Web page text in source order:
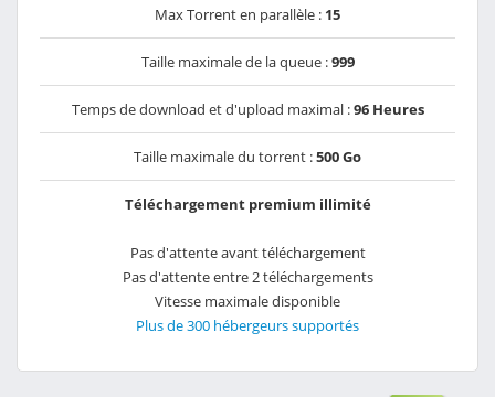
Max Torrent en parallèle : 15
Taille maximale de la queue :999
Temps de download et d'upload maximal :96 Heures
Taille maximale du torrent :500 Go
Téléchargement premium illimité
Pas d'attente avant téléchargement
Pas d'attente entre 2 téléchargements
Vitesse maximale disponible
Plus de 300 hébergeurs supportés